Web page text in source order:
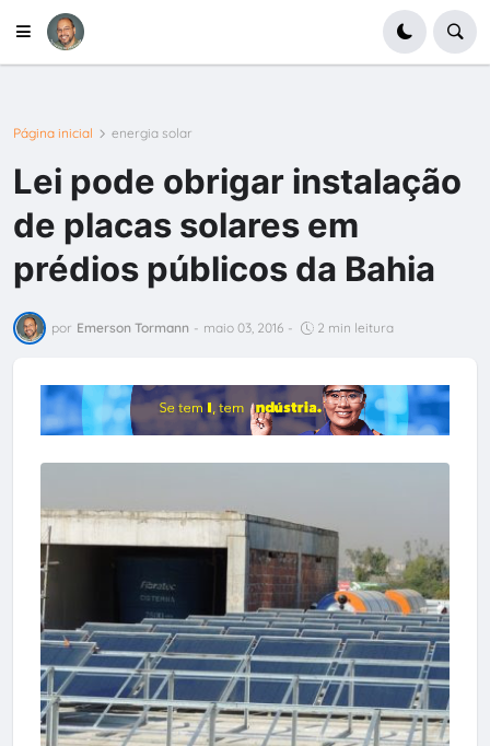
Página inicial energia solar
Lei pode obrigar instalação
de placas solares em
prédios públicos da Bahia
por Emerson Tormann - maio 03, 2016 - 2 min leitura